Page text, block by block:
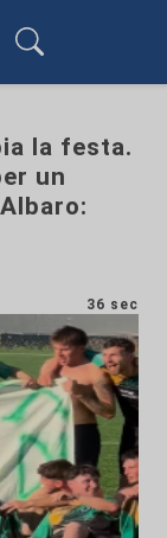
la festa.
un
36 sec